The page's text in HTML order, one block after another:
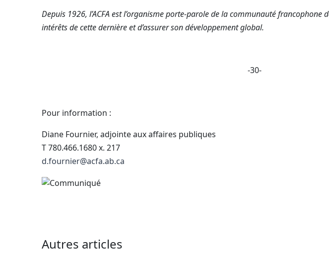
Depuis 1926, l’ACFA est l’organisme porte-parole de la communauté francophone
intérêts de cette dernière et d’assurer son développement global.
-30-
Pour information :
Diane Fournier, adjointe aux affaires publiques
T 780.466.1680 x. 217
d.fournier@acfa.ab.ca
Autres articles